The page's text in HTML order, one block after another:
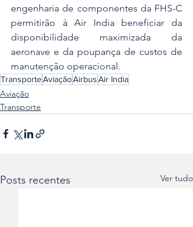
engenharia de componentes da FHS-C
permitirão à Air India beneficiar da
disponibilidade maximizada da
aeronave e da poupança de custos de
manutenção operacional.
TransporteAviaçãoAirbusAir India
Aviação
Transporte
Posts recentes Ver tudo